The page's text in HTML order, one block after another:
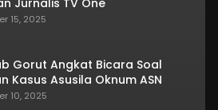
15, 2025
Gorut Angkat Bicara Soal
Kasus Asusila Oknum ASN
10, 2025